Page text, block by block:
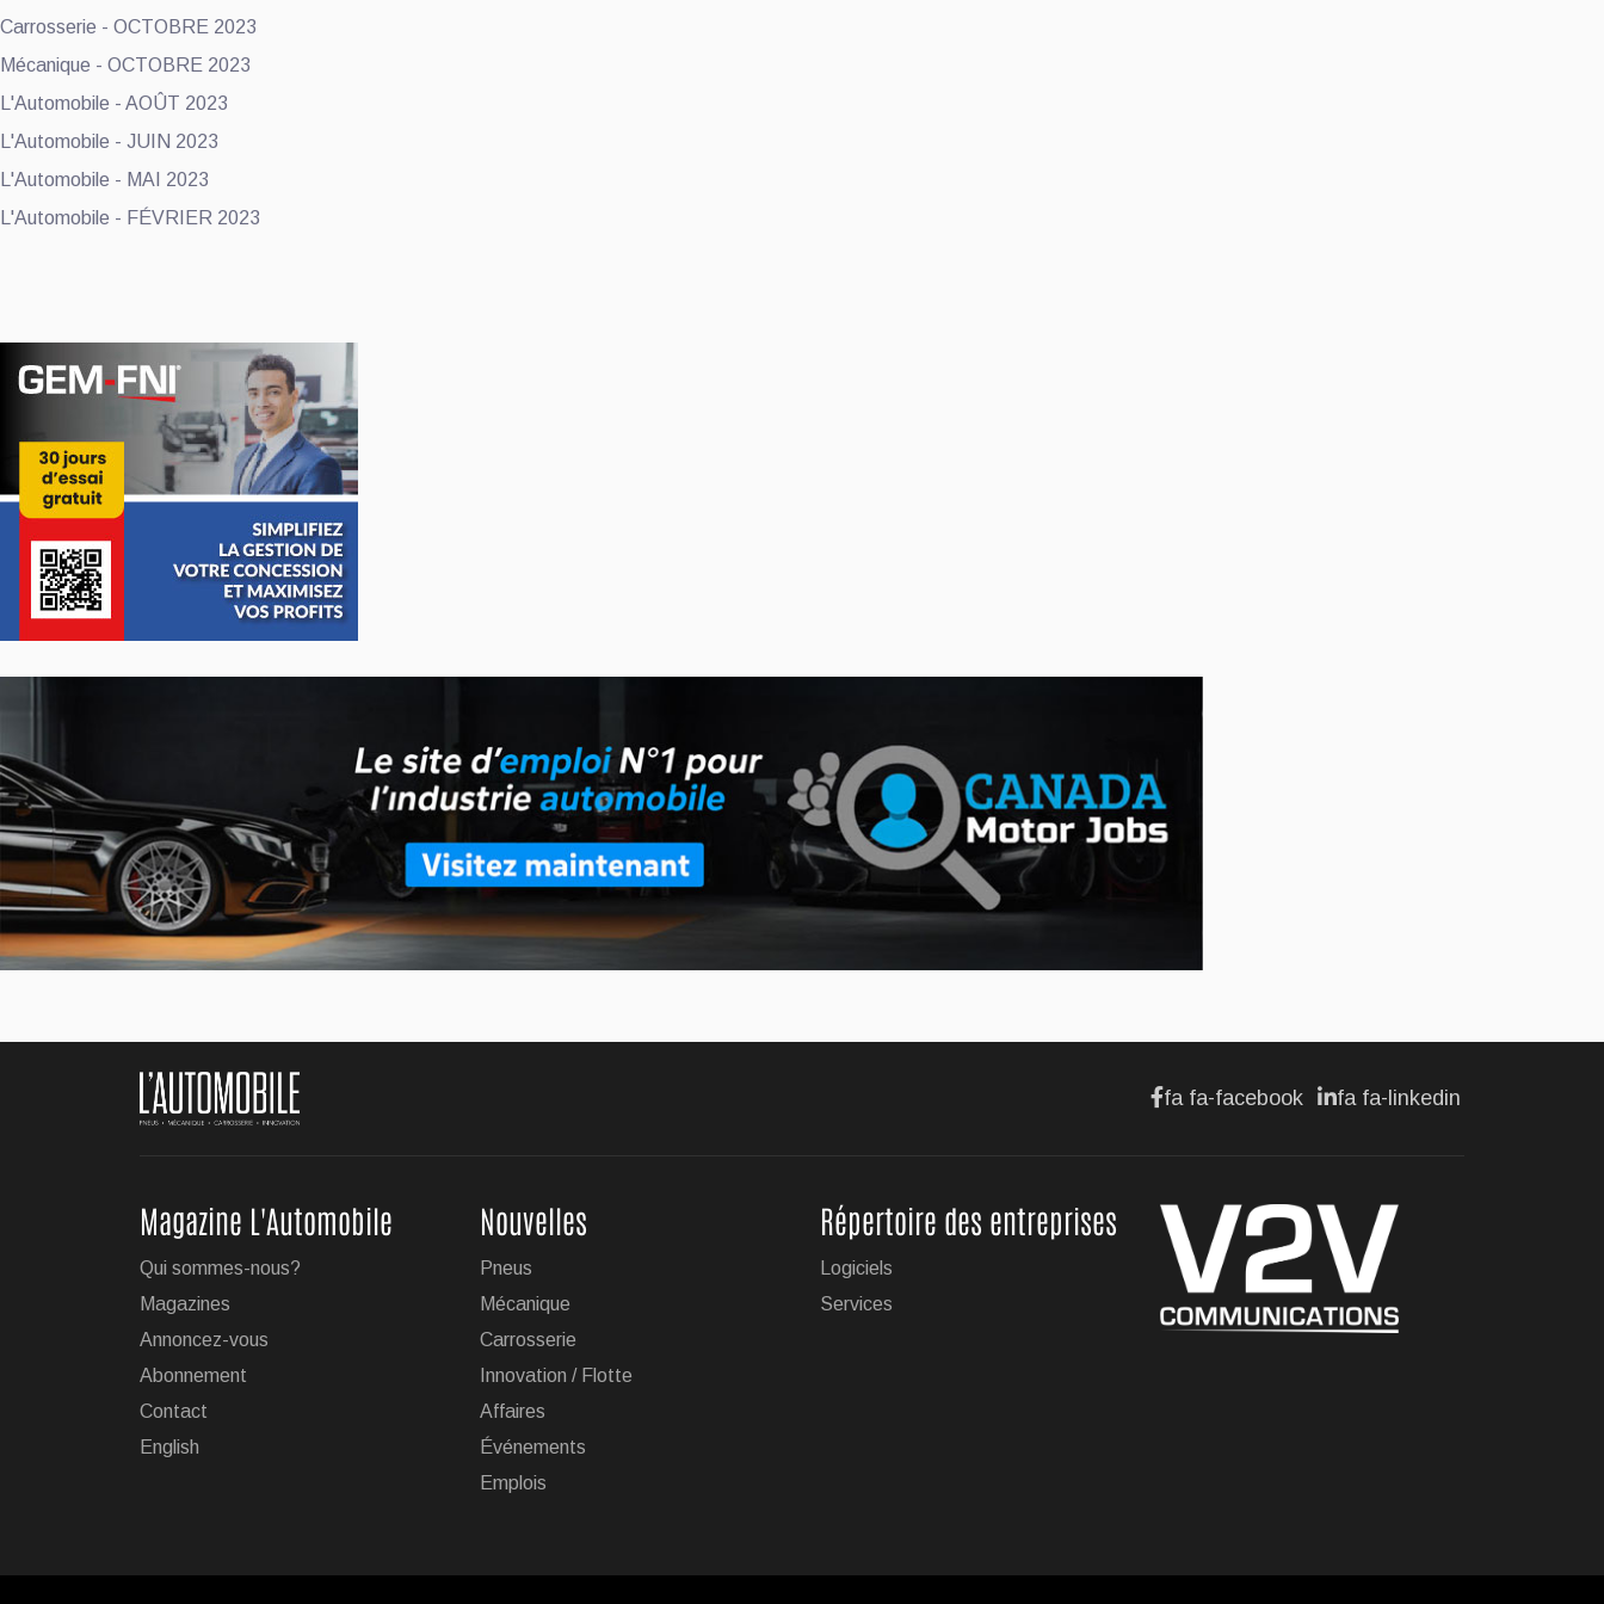
Carrosserie - OCTOBRE 2023
Mécanique - OCTOBRE 2023
L'Automobile - AOÛT 2023
L'Automobile - JUIN 2023
L'Automobile - MAI 2023
L'Automobile - FÉVRIER 2023
fa fa-facebook fa fa-linkedin
Magazine L'Automobile
Qui sommes-nous?
Magazines
Annoncez-vous
Abonnement
Contact
English
Nouvelles
Pneus
Mécanique
Carrosserie
Innovation / Flotte
Affaires
Événements
Emplois
Répertoire des entreprises
Logiciels
Services